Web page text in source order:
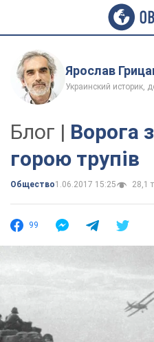
Ярослав
Украинский историк,
Блог | Ворога
горою трупів
Общество1.06.2017 15:25 28,1
99